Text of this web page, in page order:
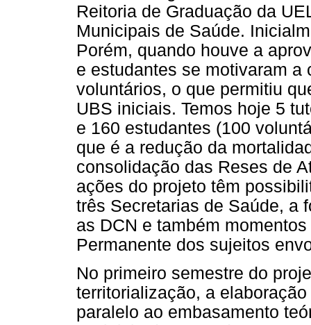
Reitoria de Graduação da
Municipais de Saúde.
Porém, quando houve a
e estudantes se motivaram a
voluntários, o que permitiu
UBS iniciais. Temos hoje 5
e 160 estudantes (100
que é a redução da
consolidação das Reses de
ações do projeto têm
três Secretarias de Saúde, a
as DCN e também
Permanente dos sujeitos
No primeiro semestre do
territorialização, a
paralelo ao embasamento